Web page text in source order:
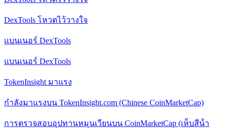
DexTools โหวตไว้วางใจ
แบนเนอร์ DexTools
แบนเนอร์ DexTools
TokenInsight มาแรง
กําลังมาแรงบน TokenInsight.com (Chinese CoinMarketCap)
การตรวจสอบอุปทานหมุนเวียนบน CoinMarketCap (เห็บสีน้ํา